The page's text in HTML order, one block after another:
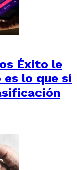
Éxito le
es lo que sí